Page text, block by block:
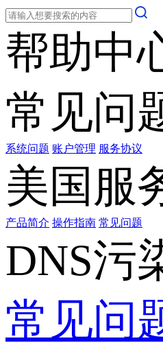
帮助中
常见问
系统问题 账户管理 服务协议
美国服
产品简介 操作指南 常见问题
DNS污
常见问